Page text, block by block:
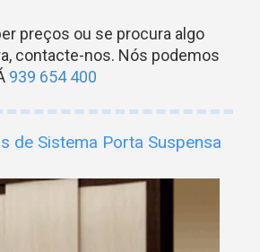
preços ou se procura algo
contacte-nos. Nós podemos
939 654 400
de Sistema Porta Suspensa